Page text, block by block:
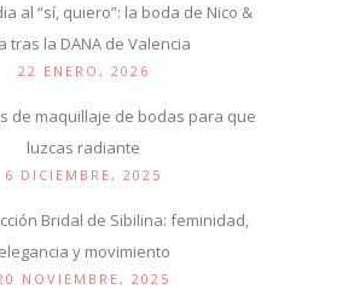
al “sí, quiero”: la boda de Nico &
tras la DANA de Valencia
22 ENERO, 2026
de maquillaje de bodas para que
luzcas radiante
6 DICIEMBRE, 2025
Bridal de Sibilina: feminidad,
elegancia y movimiento
NOVIEMBRE, 2025